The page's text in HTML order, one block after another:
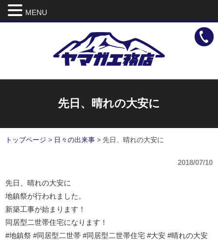
先日、晴れの大安に
トップページ > 日々の出来事 > 先日、晴れの大安に
2018/07/10
先日、晴れの大安に
地鎮祭が行われました。
新築工事が始まります！
同居型二世帯住宅になります！
#地鎮祭 #同居型二世帯 #同居型二世帯住宅 #大安 #晴れの大安
MENU